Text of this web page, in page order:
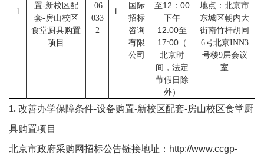
1
置-新校区配
套-房山校区
食堂厨具购置
项目
.06
033
2
1
国际
招标
咨询
有限
公司
至 12 ： 00
下午
12:00至
17:00 （
北京时
间，法定
节假日除
外）
地点：北京市
东城区朝内大
街南竹杆胡同
6号北京INN3
号楼9层会议
室
1. 改善办学保障条件-设备购置-新校区配套-房山校区食堂厨
具购置项目
北京市政府采购网招标公告链接地址： http://www.ccgp-